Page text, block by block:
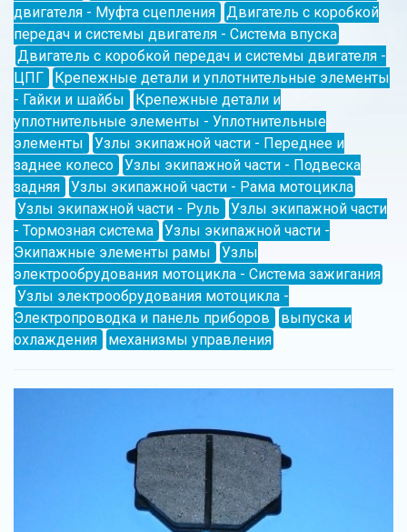
двигателя - Муфта сцепления
Двигатель с коробкой
передач и системы двигателя - Система впуска
Двигатель с коробкой передач и системы двигателя -
ЦПГ
Крепежные детали и уплотнительные элементы
- Гайки и шайбы
Крепежные детали и
уплотнительные элементы - Уплотнительные
элементы
Узлы экипажной части - Переднее и
заднее колесо
Узлы экипажной части - Подвеска
задняя
Узлы экипажной части - Рама мотоцикла
Узлы экипажной части - Руль
Узлы экипажной части
- Тормозная система
Узлы экипажной части -
Экипажные элементы рамы
Узлы
электрообрудования мотоцикла - Система зажигания
Узлы электрообрудования мотоцикла -
Электропроводка и панель приборов
выпуска и
охлаждения
механизмы управления